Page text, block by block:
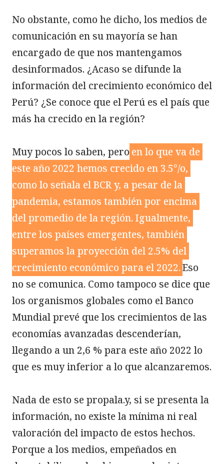
No obstante, como he dicho, los medios de
comunicación en su mayoría se han
encargado de que nos mantengamos
desinformados. ¿Acaso se difunde la
información del crecimiento económico del
Perú? ¿Se conoce que el Perú es el país que
más ha crecido en la región?
Muy pocos lo saben, peroen lo que va de
este año 2022 hemos crecido en 3.5°/o,
como lo señala el BCR y, a pesar de la
pandemia, estamos también por encima
del promedio de la región. Igualmente,
entre los países emergentes, también
superamos la proyección del 2.5% del
crecimiento económico para el 2022.Eso
no se comunica. Como tampoco se dice que
los organismos globales como el Banco
Mundial prevé que los crecimientos de las
economías avanzadas descenderían,
llegando a un 2,6 % para este año 2022 lo
que es muy inferior a lo que alcanzaremos.
Nada de esto se propala.y, si se presenta la
información, no existe la mínima ni real
valoración del impacto de estos hechos.
Porque a los medios, empeñados en